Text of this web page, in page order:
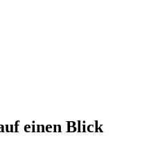
einen Blick